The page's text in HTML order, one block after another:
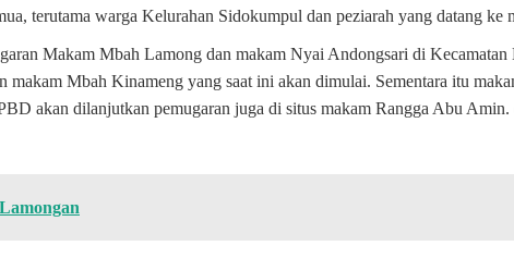
terutama warga Kelurahan Sidokumpul dan peziarah yang datang ke
Makam Mbah Lamong dan makam Nyai Andongsari di
makam Mbah Kinameng yang saat ini akan dimulai. Sementara itu
akan dilanjutkan pemugaran juga di situs makam Rangga Abu